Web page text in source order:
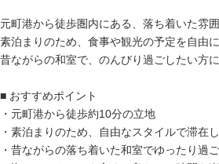
元町港から徒歩圏内にある、落ち着いた雰囲
素泊まりのため、食事や観光の予定を自由
昔ながらの和室で、のんびり過ごしたい方に
■ おすすめポイント
・元町港から徒歩約10分の立地
・素泊まりのため、自由なスタイルで滞在
・昔ながらの落ち着いた和室でゆったり過